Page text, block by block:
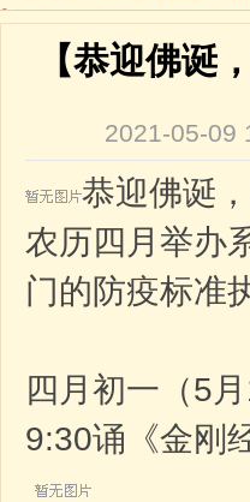
【恭迎佛诞
2021-05-09
恭迎佛诞
农历四月举办
门的防疫标准
四月初一（5
9:30诵《金刚